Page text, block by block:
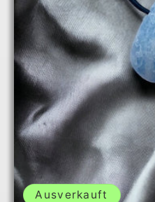
Ausverkauft